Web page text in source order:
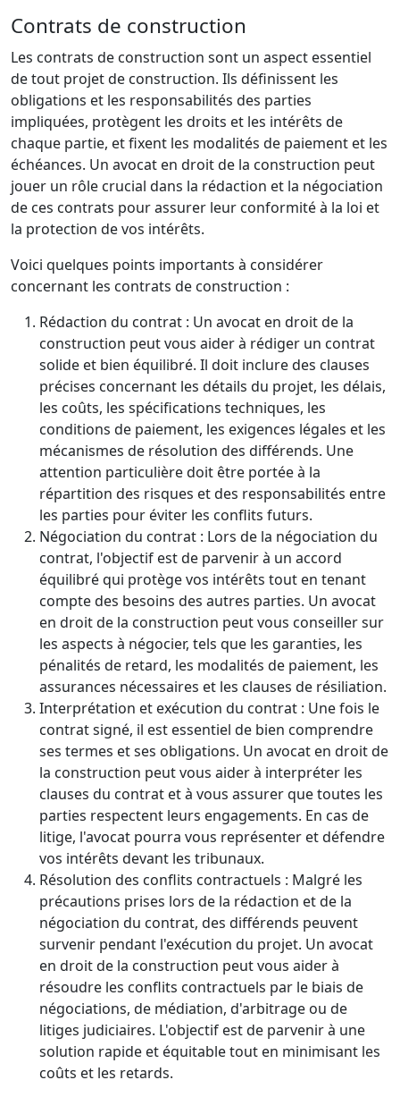
Contrats de construction
Les contrats de construction sont un aspect essentiel
de tout projet de construction. Ils définissent les
obligations et les responsabilités des parties
impliquées, protègent les droits et les intérêts de
chaque partie, et fixent les modalités de paiement et les
échéances. Un avocat en droit de la construction peut
jouer un rôle crucial dans la rédaction et la négociation
de ces contrats pour assurer leur conformité à la loi et
la protection de vos intérêts.
Voici quelques points importants à considérer
concernant les contrats de construction :
Rédaction du contrat : Un avocat en droit de la
construction peut vous aider à rédiger un contrat
solide et bien équilibré. Il doit inclure des clauses
précises concernant les détails du projet, les délais,
les coûts, les spécifications techniques, les
conditions de paiement, les exigences légales et les
mécanismes de résolution des différends. Une
attention particulière doit être portée à la
répartition des risques et des responsabilités entre
les parties pour éviter les conflits futurs.
Négociation du contrat : Lors de la négociation du
contrat, l'objectif est de parvenir à un accord
équilibré qui protège vos intérêts tout en tenant
compte des besoins des autres parties. Un avocat
en droit de la construction peut vous conseiller sur
les aspects à négocier, tels que les garanties, les
pénalités de retard, les modalités de paiement, les
assurances nécessaires et les clauses de résiliation.
Interprétation et exécution du contrat : Une fois le
contrat signé, il est essentiel de bien comprendre
ses termes et ses obligations. Un avocat en droit de
la construction peut vous aider à interpréter les
clauses du contrat et à vous assurer que toutes les
parties respectent leurs engagements. En cas de
litige, l'avocat pourra vous représenter et défendre
vos intérêts devant les tribunaux.
Résolution des conflits contractuels : Malgré les
précautions prises lors de la rédaction et de la
négociation du contrat, des différends peuvent
survenir pendant l'exécution du projet. Un avocat
en droit de la construction peut vous aider à
résoudre les conflits contractuels par le biais de
négociations, de médiation, d'arbitrage ou de
litiges judiciaires. L'objectif est de parvenir à une
solution rapide et équitable tout en minimisant les
coûts et les retards.